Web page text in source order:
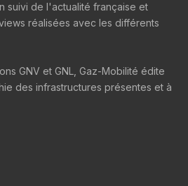
suivi de l'actualité française et
réalisées avec les différents
GNV et GNL, Gaz-Mobilité édite
des infrastructures présentes et à